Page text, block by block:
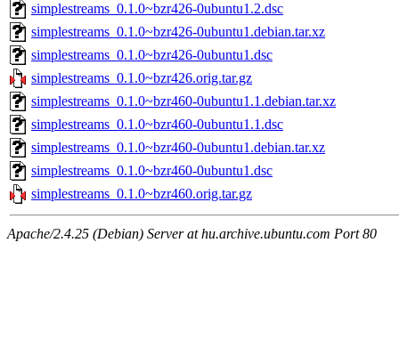
simplestreams_0.1.0~bzr426-0ubuntu1.2.dsc
simplestreams_0.1.0~bzr426-0ubuntu1.debian.tar.xz
simplestreams_0.1.0~bzr426-0ubuntu1.dsc
simplestreams_0.1.0~bzr426.orig.tar.gz
simplestreams_0.1.0~bzr460-0ubuntu1.1.debian.tar.xz
simplestreams_0.1.0~bzr460-0ubuntu1.1.dsc
simplestreams_0.1.0~bzr460-0ubuntu1.debian.tar.xz
simplestreams_0.1.0~bzr460-0ubuntu1.dsc
simplestreams_0.1.0~bzr460.orig.tar.gz
Apache/2.4.25 (Debian) Server at hu.archive.ubuntu.com Port 80